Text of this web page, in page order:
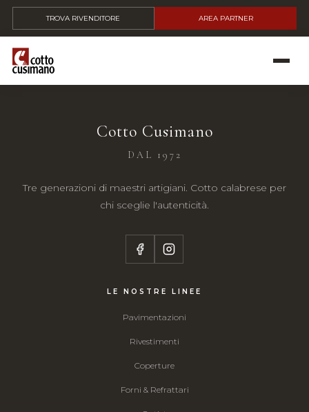
TROVA RIVENDITORE AREA PARTNER
Cotto Cusimano
DAL 1972
Tre generazioni di maestri artigiani. Cotto calabrese per
chi sceglie l'autenticità.
LE NOSTRE LINEE
Pavimentazioni
Rivestimenti
Coperture
Forni & Refrattari